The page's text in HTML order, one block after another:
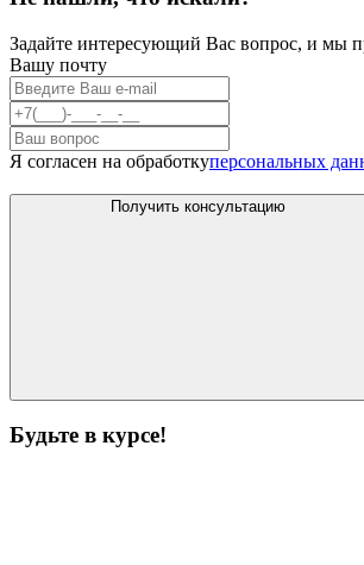
Задайте интересующий Вас вопрос, и мы
Вашу почту
Я согласен на обработкуперсональных
Получить консультацию
Будьте в курсе!